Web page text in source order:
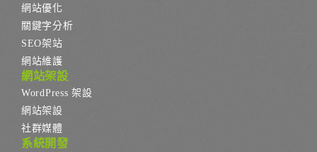
網站優化
關鍵字分析
SEO架站
網站維護
網站架設
WordPress 架設
網站架設
社群媒體
系統開發